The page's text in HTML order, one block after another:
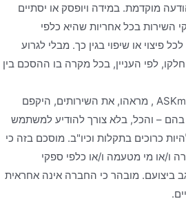
מוקדמת. במידה ויופסק או יסתיים
השירות בכל אחריות שהיא כלפי
פיצוי או שיפוי בגין כך. מבלי לגרוע
לפי העניין, בכל מקרה בו ההסכם בין
20. החברה רשאית לשנות מעת לעת את מבנה אתר ASKme.co.il , מראהו, את השירותים, היקפם
בהם – והכל, בלא צורך להודיע למשתמש
כרוכים בתקלות וכיו"ב. מוסכם בזה כי
ו/או מי מטעמה ו/או כלפי ספקי
ביצועם. מובהר כי החברה אינה אחראית